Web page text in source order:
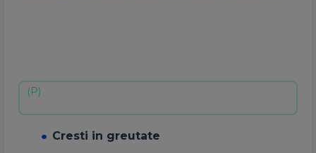
Cresti in greutate